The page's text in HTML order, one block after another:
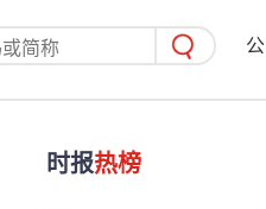
时报热榜